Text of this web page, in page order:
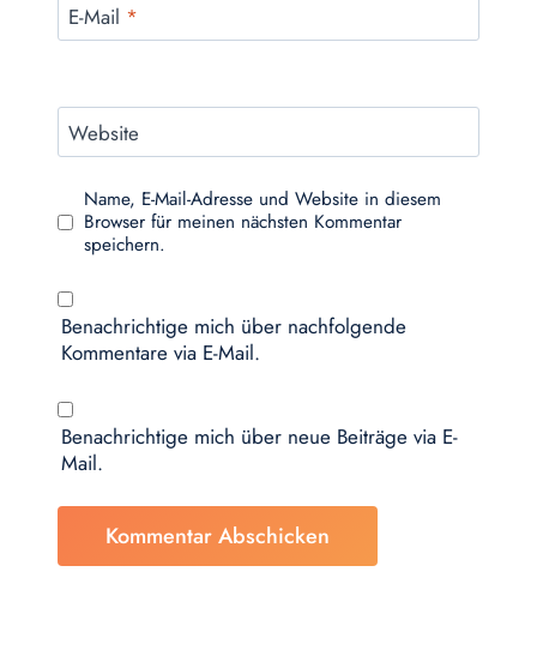
E-Mail *
Website
Name, E-Mail-Adresse und Website in diesem
Browser für meinen nächsten Kommentar
speichern.
Benachrichtige mich über nachfolgende
Kommentare via E-Mail.
Benachrichtige mich über neue Beiträge via E-
Mail.